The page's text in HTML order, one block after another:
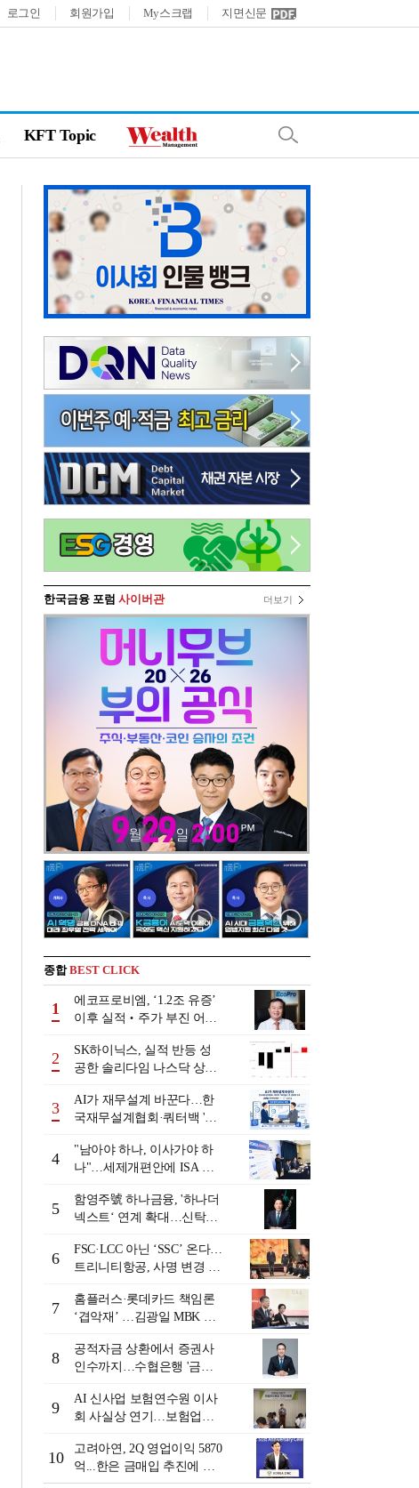
로그인 회원가입 My스크랩 지면신문
KFT Topic
한국금융 포럼 사이버관 더보기
종합BEST CLICK
1
에코프로비엠, ‘1.2조 유증’
이후 실적‧주가 부진 어쩌
2
SK하이닉스, 실적 반등 성
공한 솔리다임 나스닥 상장
3
AI가 재무설계 바꾼다…한
국재무설계협회·쿼터백 '베
4
"남아야 하나, 이사가야 하
나"…세제개편안에 ISA 투
5
함영주號 하나금융, '하나더
넥스트‘ 연계 확대…신탁수
니어 비즈니스 돋보기]
6
FSC·LCC 아닌 ‘SSC’ 온다…
트리니티항공, 사명 변경 넘
7
홈플러스·롯데카드 책임론
‘겹악재’ …김광일 MBK 부
8
공적자금 상환에서 증권사
인수까지…수협은행 '금융
행 금융그룹의 꿈①]
9
AI 신사업 보험연수원 이사
회 사실상 연기…보험업계
[보험연수원 AI사업 논란]
10
고려아연, 2Q 영업이익 5870
억...한은 금매입 추진에 주
가 상승세